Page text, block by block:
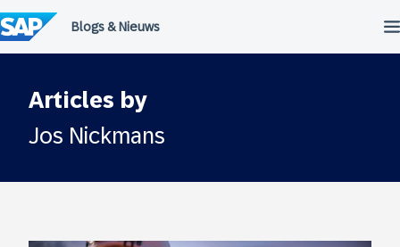
naar
de
inhoud
Articles by
Jos Nickmans